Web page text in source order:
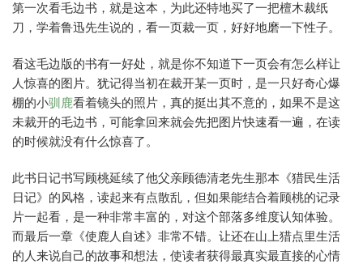
第一次看毛边书，就是这本，为此还特地买了一把檀木裁纸
刀，学着鲁迅先生说的，看一页裁一页，好好地磨一下性子。
看这毛边版的书有一好处，就是你不知道下一页会有怎么样让
人惊喜的图片。犹记得当初在裁开某一页时，是一只好奇心爆
棚的小驯鹿看着镜头的照片，真的挺出其不意的，如果不是这
未裁开的毛边书，可能拿回来就会先把图片快速看一遍，在读
的时候就没有什么惊喜了。
此书日记书写顾桃延续了他父亲顾德清老先生那本《猎民生活
日记》的风格，读起来有点散乱，但如果能结合着顾桃的记录
片一起看，是一种非常丰富的，对这个部落多维度认知体验。
而最后一章《使鹿人自述》非常不错。让还在山上猎点里生活
的人来说自己的故事和想法，使读者获得最真实最直接的心情